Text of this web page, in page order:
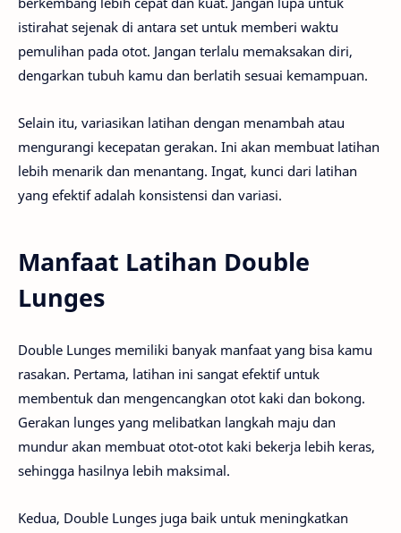
istirahat sejenak di antara set untuk memberi waktu
pemulihan pada otot. Jangan terlalu memaksakan diri,
dengarkan tubuh kamu dan berlatih sesuai kemampuan.
Selain itu, variasikan latihan dengan menambah atau
mengurangi kecepatan gerakan. Ini akan membuat latihan
lebih menarik dan menantang. Ingat, kunci dari latihan
yang efektif adalah konsistensi dan variasi.
Manfaat Latihan Double
Lunges
Double Lunges memiliki banyak manfaat yang bisa kamu
rasakan. Pertama, latihan ini sangat efektif untuk
membentuk dan mengencangkan otot kaki dan bokong.
Gerakan lunges yang melibatkan langkah maju dan
mundur akan membuat otot-otot kaki bekerja lebih keras,
sehingga hasilnya lebih maksimal.
Kedua, Double Lunges juga baik untuk meningkatkan